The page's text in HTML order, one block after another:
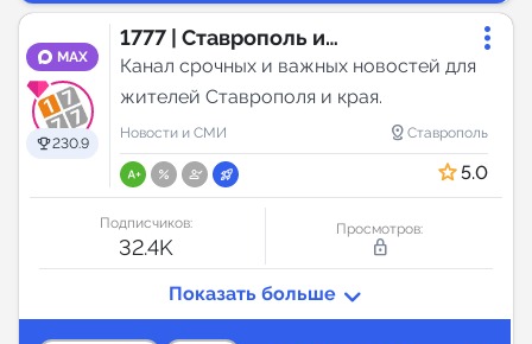
MAX
230.9
1777 | Ставрополь и
Ставропольский край
Канал срочных и важных новостей для
жителей Ставрополя и края.
Новости и СМИ distance Ставрополь
5.0
Подписчиков:
32.4K
Просмотров:
lock_outline